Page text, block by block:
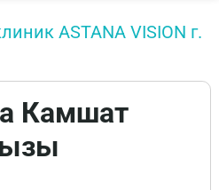
ASTANA VISION г.
Камшат